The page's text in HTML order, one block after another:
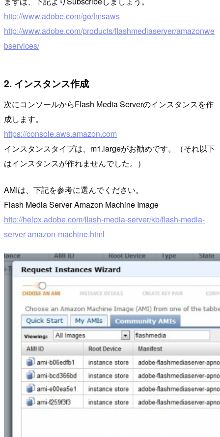
http://www.adobe.com/go/fmsaws
http://www.adobe.com/products/flashmediaserver/amazonwe
bservices/
2. インスタンス作成
次にコンソールからFlash Media Serverのインスタンスを作
成します。
https://console.aws.amazon.com
インスタンスタイプは、m1.largeがお勧めです。（それ以下
はインスタンスが作れませんでした。）
AMIは、下記を参考に選んでください。
Flash Media Server Amazon Machine Image
http://helpx.adobe.com/flash-media-server/kb/flash-media-
server-amazon-machine.html